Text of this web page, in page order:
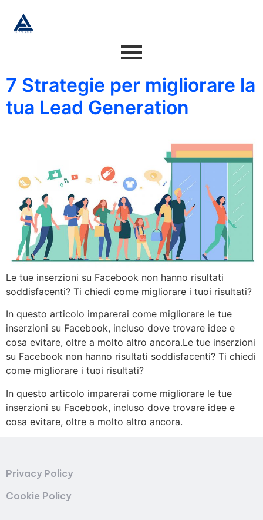
7 Strategie per migliorare la
tua Lead Generation​
Le tue inserzioni su Facebook non hanno risultati
soddisfacenti? Ti chiedi come migliorare i tuoi risultati?
In questo articolo imparerai come migliorare le tue
inserzioni su Facebook, incluso dove trovare idee e
cosa evitare, oltre a molto altro ancora.Le tue inserzioni
su Facebook non hanno risultati soddisfacenti? Ti chiedi
come migliorare i tuoi risultati?
In questo articolo imparerai come migliorare le tue
inserzioni su Facebook, incluso dove trovare idee e
cosa evitare, oltre a molto altro ancora.
Privacy Policy
Cookie Policy